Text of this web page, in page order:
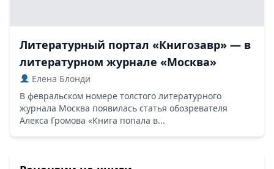
Литературный портал «Книгозавр» — в
литературном журнале «Москва»
Елена Блонди
В февральском номере толстого литературного
журнала Москва появилась статья обозревателя
Алекса Громова «Книга попала в...